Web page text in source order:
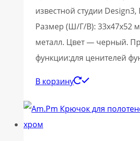
известной студии
Размер (Ш/Г/В): 33x47x52
металл. Цвет — черный.
функции:для ценителей
В корзину